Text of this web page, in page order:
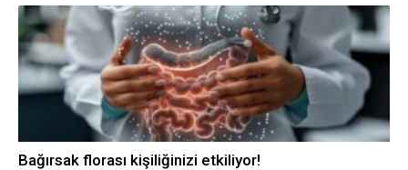
Bağırsak florası kişiliğinizi etkiliyor!